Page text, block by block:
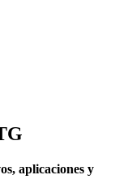
aplicaciones y